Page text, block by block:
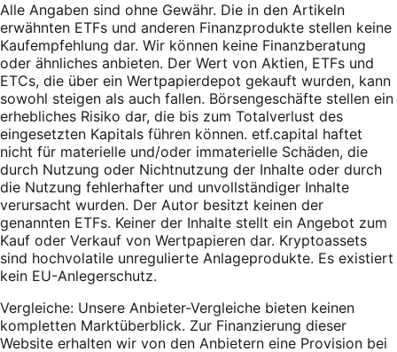
Alle Angaben sind ohne Gewähr. Die in den Artikeln
erwähnten ETFs und anderen Finanzprodukte stellen keine
Kaufempfehlung dar. Wir können keine Finanzberatung
oder ähnliches anbieten. Der Wert von Aktien, ETFs und
ETCs, die über ein Wertpapierdepot gekauft wurden, kann
sowohl steigen als auch fallen. Börsengeschäfte stellen ein
erhebliches Risiko dar, die bis zum Totalverlust des
eingesetzten Kapitals führen können. etf.capital haftet
nicht für materielle und/oder immaterielle Schäden, die
durch Nutzung oder Nichtnutzung der Inhalte oder durch
die Nutzung fehlerhafter und unvollständiger Inhalte
verursacht wurden. Der Autor besitzt keinen der
genannten ETFs. Keiner der Inhalte stellt ein Angebot zum
Kauf oder Verkauf von Wertpapieren dar. Kryptoassets
sind hochvolatile unregulierte Anlageprodukte. Es existiert
kein EU-Anlegerschutz.
Vergleiche: Unsere Anbieter-Vergleiche bieten keinen
kompletten Marktüberblick. Zur Finanzierung dieser
Website erhalten wir von den Anbietern eine Provision bei